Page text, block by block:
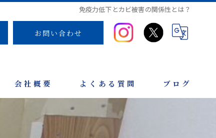
免疫力低下とカビ被害の関係性とは？
お問い合わせ
会社概要 よくある質問 ブログ